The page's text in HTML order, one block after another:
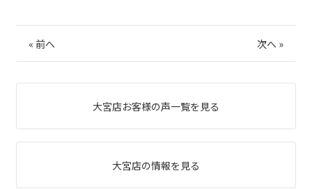
« 前へ 次へ »
大宮店お客様の声一覧を見る
大宮店の情報を見る